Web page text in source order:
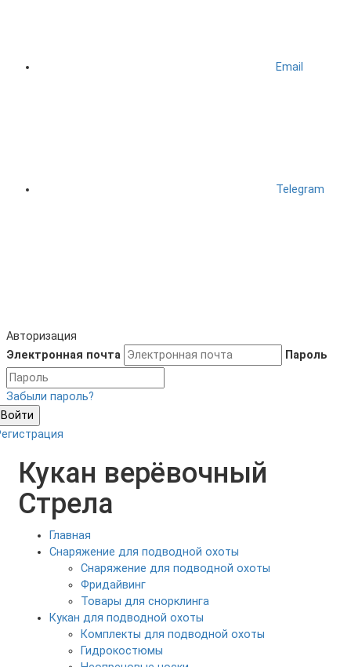
Email
Telegram
Авторизация
Электронная почта
Пароль
Забыли пароль?
Войти
Кукан верёвочный
Стрела
Главная
Снаряжение для подводной охоты
Снаряжение для подводной охоты
Фридайвинг
Товары для снорклинга
Кукан для подводной охоты
Комплекты для подводной охоты
Гидрокостюмы